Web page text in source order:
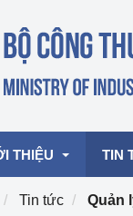
THIỆU TIN
Tin tức Quản